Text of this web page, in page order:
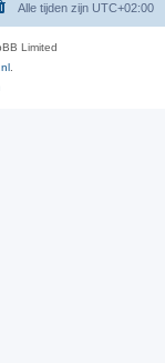
Alle tijden zijn UTC+02:00
Limited